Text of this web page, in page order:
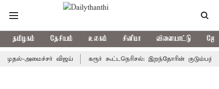
தமிழகம் தேசியம் உலகம் சினிமா விளையாட்டு
முதல்-அமைச்சர் விஜய் கரூர் கூட்டநெரிசல்: இறந்தோரின்